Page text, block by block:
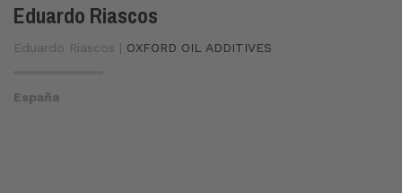
Eduardo Riascos
Eduardo Riascos | OXFORD OIL ADDITIVES
España